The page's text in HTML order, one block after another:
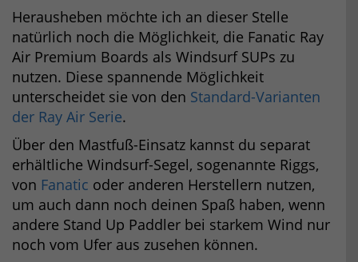
Herausheben möchte ich an dieser Stelle
natürlich noch die Möglichkeit, die Fanatic Ray
Air Premium Boards als Windsurf SUPs zu
nutzen. Diese spannende Möglichkeit
unterscheidet sie von den Standard-Varianten
der Ray Air Serie.
Über den Mastfuß-Einsatz kannst du separat
erhältliche Windsurf-Segel, sogenannte Riggs,
von Fanatic oder anderen Herstellern nutzen,
um auch dann noch deinen Spaß haben, wenn
andere Stand Up Paddler bei starkem Wind nur
noch vom Ufer aus zusehen können.